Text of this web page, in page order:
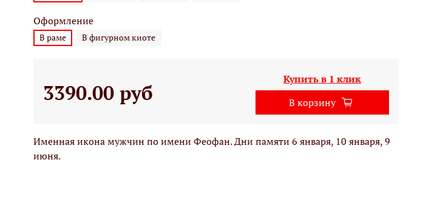
Оформление
В раме В фигурном киоте
3390.00 руб
Купить в 1 клик
В корзину
Именная икона мужчин по имени Феофан. Дни памяти 6 января, 10 января, 9
июня.